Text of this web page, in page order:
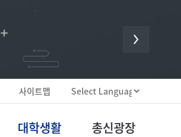
사이트맵
대학생활 총신광장